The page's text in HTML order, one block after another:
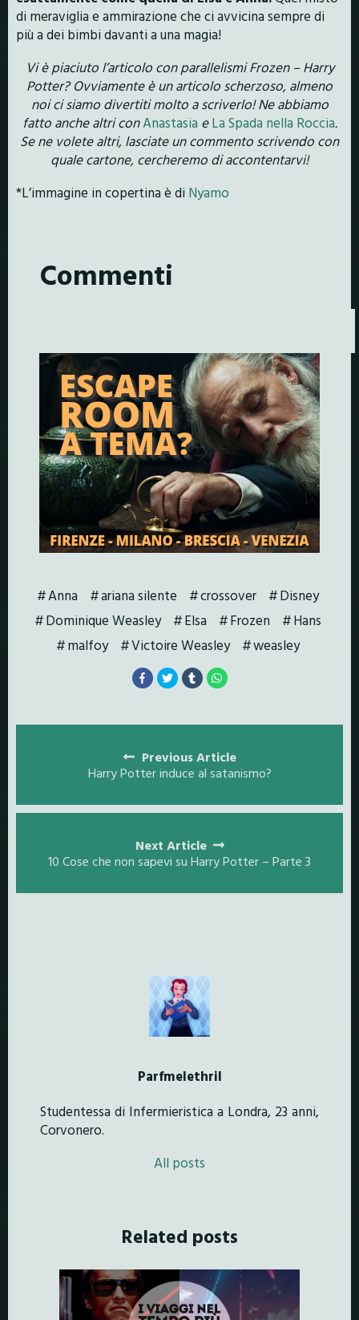
di meraviglia e ammirazione che ci avvicina sempre di
più a dei bimbi davanti a una magia!
Vi è piaciuto l’articolo con parallelismi Frozen – Harry
Potter? Ovviamente è un articolo scherzoso, almeno
noi ci siamo divertiti molto a scriverlo! Ne abbiamo
fatto anche altri conAnastasia eLa Spada nella Roccia.
Se ne volete altri, lasciate un commento scrivendo con
quale cartone, cercheremo di accontentarvi!
*L’immagine in copertina è di Nyamo
Commenti
Anna ariana silente crossover
Disney
Dominique Weasley
Elsa Frozen
Hans
malfoy
Victoire Weasley weasley
navigation
Previous Article
Harry Potter induce al satanismo?
Next Article
10 Cose che non sapevi su Harry Potter – Parte 3
Parfmelethril
Studentessa di Infermieristica a Londra, 23 anni,
Corvonero.
All posts
Related posts